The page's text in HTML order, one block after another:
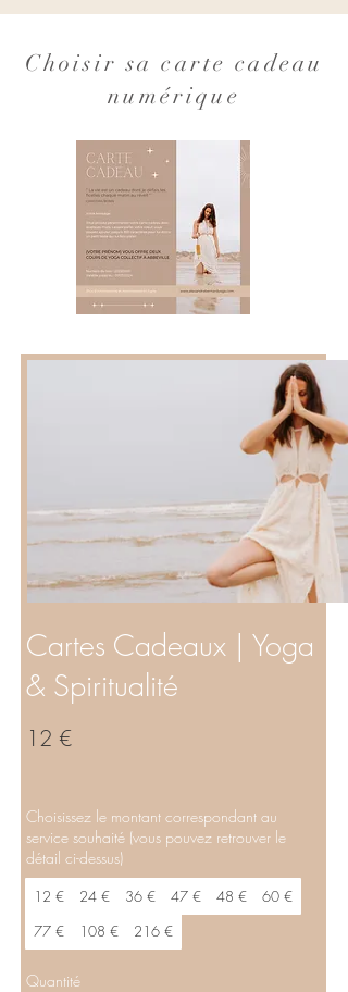
Choisir sa carte cadeau
numérique
Cartes Cadeaux | Yoga
& Spiritualité
12 €
Choisissez le montant correspondant au
service souhaité (vous pouvez retrouver le
détail ci-dessus)
12 € 24 € 36 € 47 € 48 €
60 €
77 €
108 € 216 €
Quantité